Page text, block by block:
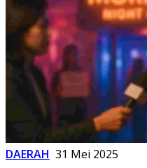
DAERAH 31 Mei 2025